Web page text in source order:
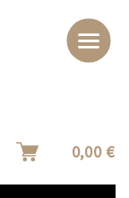
0,00 €